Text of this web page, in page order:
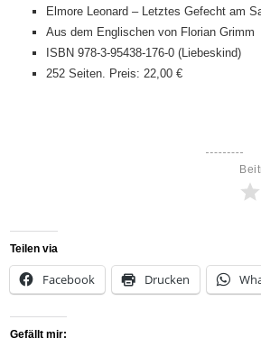
Elmore Leonard – Letztes Gefecht am
Aus dem Englischen von Florian Grimm
ISBN 978-3-95438-176-0 (Liebeskind)
252 Seiten. Preis: 22,00 €
Teilen via
Facebook Drucken
Gefällt mir: